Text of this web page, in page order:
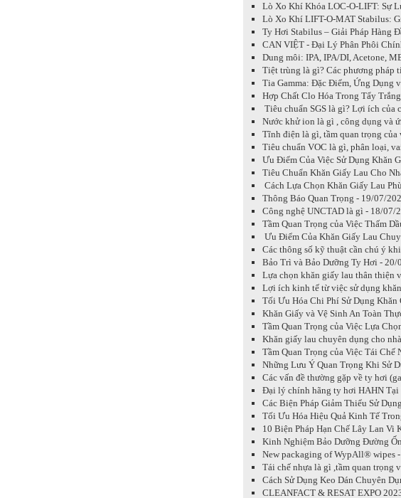
Lò Xo Khí Khóa LOC-O-LIFT: Sự
Lò Xo Khí LIFT-O-MAT Stabilus:
Ty Hơi Stabilus – Giải Pháp Hàng
CAN VIỆT - Đại Lý Phân Phôi
Dung môi: IPA, IPA/DI, Acetone,
Tiệt trùng là gì? Các phương pháp
Tia Gamma: Đặc Điểm, Ứng Dụng
Hợp Chất Clo Hóa Trong Tẩy
Tiêu chuẩn SGS là gì? Lợi ích của
Nước khử ion là gì , công dụng và
Tĩnh điện là gì, tầm quan trọng
Tiêu chuẩn VOC là gì, phân loại,
Ưu Điểm Của Việc Sử Dụng Khăn
Tiêu Chuẩn Khăn Giấy Lau Cho
Cách Lựa Chọn Khăn Giấy Lau
Thông Báo Quan Trọng - 19/07/
Công nghệ UNCTAD là gì - 18/07/
Tầm Quan Trọng của Việc Thấm
Ưu Điểm Của Khăn Giấy Lau
Các thông số kỹ thuật cần chú ý
Bảo Trì và Bảo Dưỡng Ty Hơi - 20/
Lựa chọn khăn giấy lau thân thiện
Lợi ích kinh tế từ việc sử dụng
Tối Ưu Hóa Chi Phí Sử Dụng Khăn
Khăn Giấy và Vệ Sinh An Toàn
Tầm Quan Trọng của Việc Lựa
Khăn giấy lau chuyên dụng cho
Tầm Quan Trọng của Việc Tái
Những Lưu Ý Quan Trọng Khi Sử
Các vấn đề thường gặp về ty hơi
Đại lý chính hãng ty hơi HAHN Tại
Các Biện Pháp Giảm Thiểu Sử
Tối Ưu Hóa Hiệu Quả Kinh Tế
10 Biện Pháp Hạn Chế Lây Lan Vi
Kinh Nghiệm Bảo Dưỡng Đường
New packaging of WypAll® wipes
Tái chế nhựa là gì ,tầm quan trọng
Cách Sử Dụng Keo Dán Chuyên
CLEANFACT & RESAT EXPO